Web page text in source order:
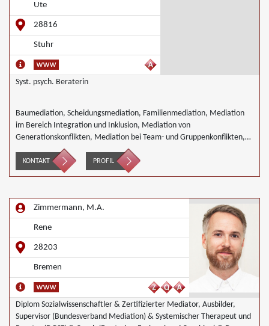
Ute
28816
Stuhr
Syst. psych. Beraterin
Baumediation, Scheidungsmediation, Familienmediation, Mediation
im Bereich Integration und Inklusion, Mediation von
Generationskonflikten, Mediation bei Team- und Gruppenkonflikten,
Schulmediation, Begleiteter Umgang
KONTAKT PROFIL
Zimmermann, M.A.
Rene
28203
Bremen
Diplom Sozialwissenschaftler & Zertifizierter Mediator, Ausbilder,
Supervisor (Bundesverband Mediation) & Systemischer Therapeut und